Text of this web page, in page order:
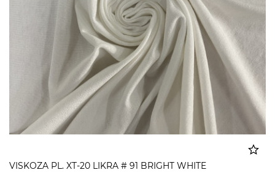
VISKOZA PL. XT-20 LIKRA # 91 BRIGHT WHITE